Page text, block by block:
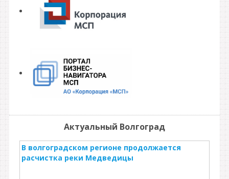
Актуальный Волгоград
В волгоградском регионе продолжается
расчистка реки Медведицы